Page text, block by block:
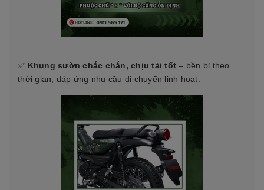
✅ Khung sườn chắc chắn, chịu tải tốt – bền bỉ theo
thời gian, đáp ứng nhu cầu di chuyển linh hoạt.